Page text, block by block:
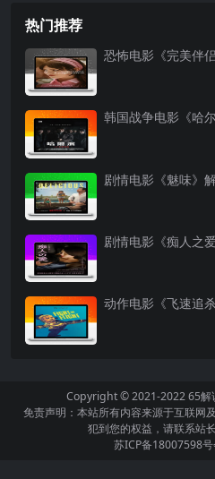
热门推荐
恐怖电影《完美伴
韩国战争电影《哈
剧情电影《魅味》
剧情电影《痴人之
动作电影《飞速追
Copyright © 2021-202265解
免责声明：本站所有内容来源于互联网
犯到您的权益，请联系站
苏ICP备18007598号